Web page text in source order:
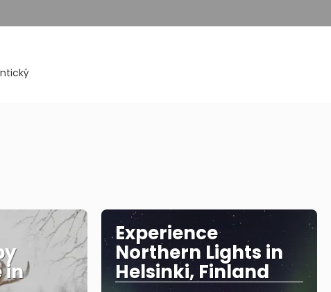
in
Experience
Northern Lights in
Helsinki, Finland